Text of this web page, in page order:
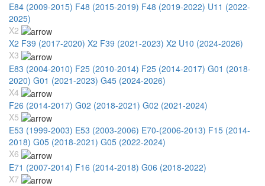
E84 (2009-2015) F48 (2015-2019) F48 (2019-2022) U11 (2022-
2025)
X2
X2 F39 (2017-2020) X2 F39 (2021-2023) X2 U10 (2024-2026)
X3
E83 (2004-2010) F25 (2010-2014) F25 (2014-2017) G01 (2018-
2020) G01 (2021-2023) G45 (2024-2026)
X4
F26 (2014-2017) G02 (2018-2021) G02 (2021-2024)
X5
E53 (1999-2003) E53 (2003-2006) E70-(2006-2013) F15 (2014-
2018) G05 (2018-2021) G05 (2022-2024)
X6
E71 (2007-2014) F16 (2014-2018) G06 (2018-2022)
X7